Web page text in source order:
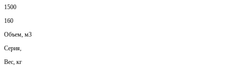
1500
160
Объем, м3
Серия,
Вес, кг